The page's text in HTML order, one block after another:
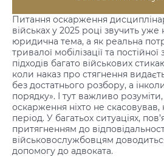
Питання оскарження
військах у 2025 році звучить уже
юридична тема, а як реальна
тривалої мобілізації та
підходів багато військових
коли наказ про стягнення
без достатнього розбору, а
порядку». І тут важливо
оскарження ніхто не скасовував,
період. У багатьох ситуаціях,
притягненням до
військовослужбовцям
допомогу до адвоката.